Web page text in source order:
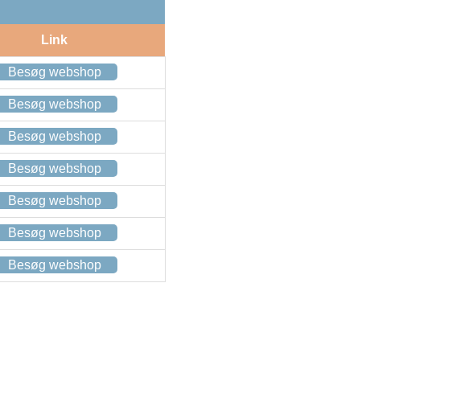
Link
Besøg webshop
Besøg webshop
Besøg webshop
Besøg webshop
Besøg webshop
Besøg webshop
Besøg webshop